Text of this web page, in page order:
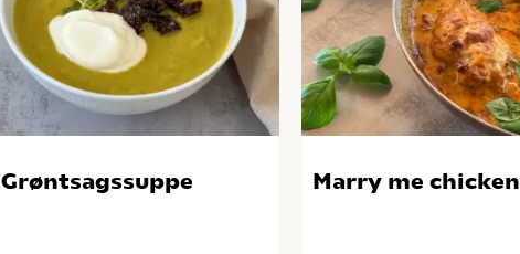
Grøntsagssuppe Marry me chicken